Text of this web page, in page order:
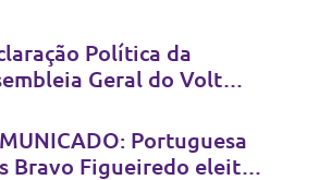
- Não se combate
com estigma
Política da
Geral do Volt
13 e 14 de Junho
Portuguesa
Bravo Figueiredo eleita